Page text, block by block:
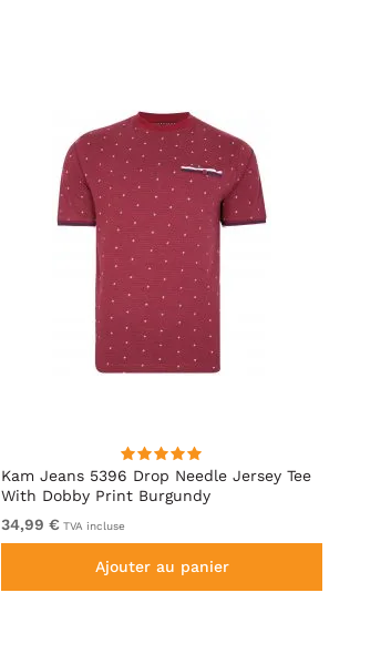
Kam Jeans 5396 Drop Needle Jersey Tee
With Dobby Print Burgundy
34,99 € TVA incluse
Ajouter au panier